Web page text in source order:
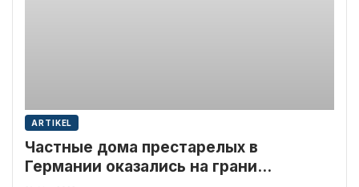
ARTIKEL
Частные дома престарелых в
Германии оказались на грани